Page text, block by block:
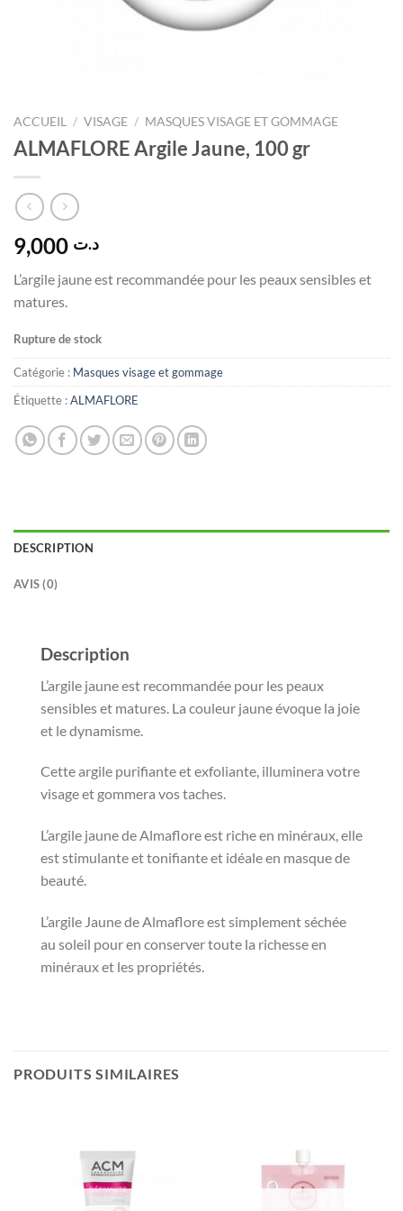
ACCUEIL / VISAGE / MASQUES VISAGE ET GOMMAGE
ALMAFLORE Argile Jaune, 100 gr
د.ت
L’argile jaune est recommandée pour les peaux sensibles et
matures.
Rupture de stock
Catégorie : Masques visage et gommage
Étiquette :ALMAFLORE
DESCRIPTION
AVIS (0)
Description
L’argile jaune est recommandée pour les peaux
sensibles et matures. La couleur jaune évoque la joie
et le dynamisme.
Cette argile purifiante et exfoliante, illuminera votre
visage et gommera vos taches.
L’argile jaune de Almaflore est riche en minéraux, elle
est stimulante et tonifiante et idéale en masque de
beauté.
L’argile Jaune de Almaflore est simplement séchée
au soleil pour en conserver toute la richesse en
minéraux et les propriétés.
PRODUITS SIMILAIRES